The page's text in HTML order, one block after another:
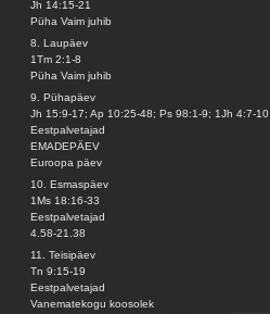
Jh 14:15-21
Püha Vaim juhib
8. Laupäev
1Tm 2:1-8
Püha Vaim juhib
9. Pühapäev
Jh 15:9-17; Ap 10:25-48; Ps 98:1-9; 1Jh 4:7-10
Eestpalvetajad
EMADEPÄEV
Euroopa päev
10. Esmaspäev
1Ms 18:16-33
Eestpalvetajad
4.58-21.38
11. Teisipäev
Tn 9:15-19
Eestpalvetajad
Vanematekogu koosolek